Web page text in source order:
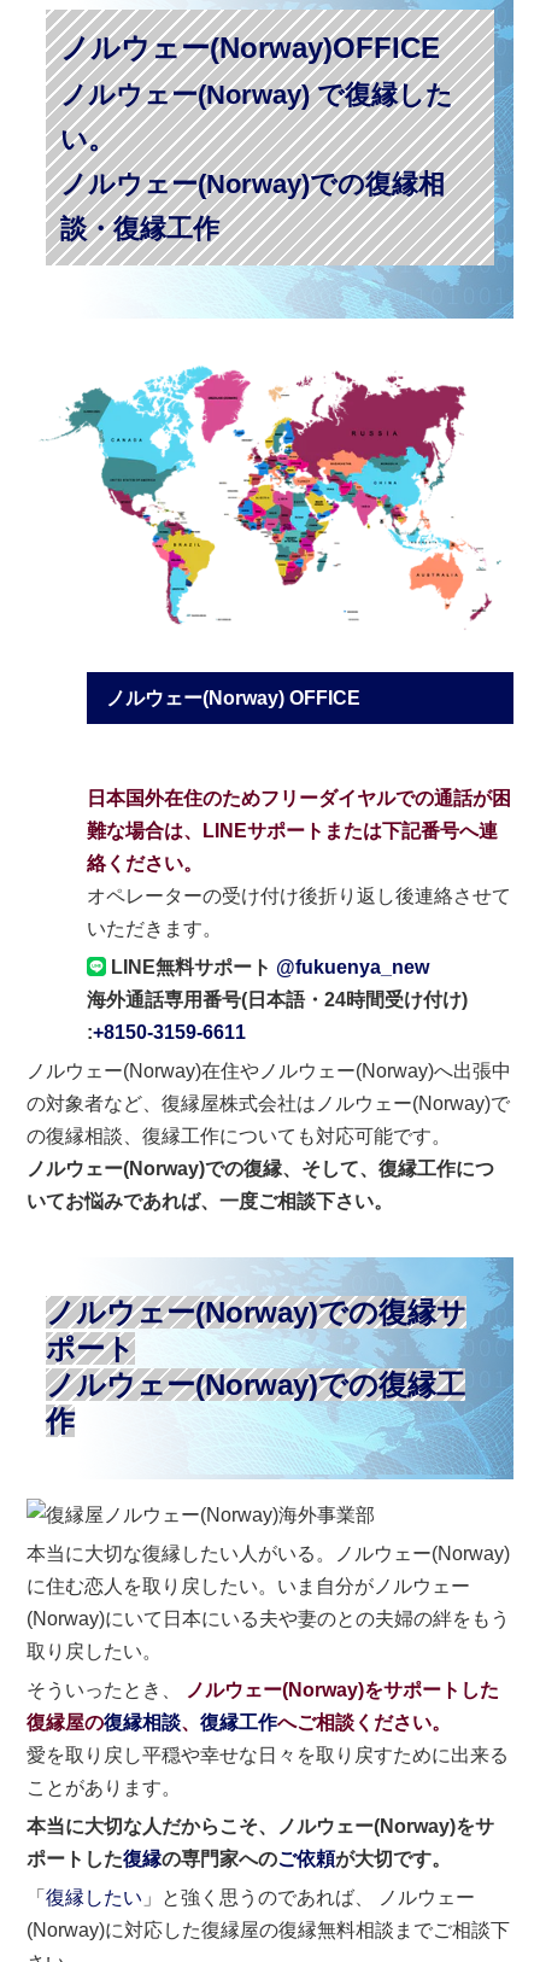
ノルウェー(Norway)OFFICE
ノルウェー(Norway) で復縁した
い。
ノルウェー(Norway)での復縁相
談・復縁工作
ノルウェー(Norway) OFFICE
日本国外在住のためフリーダイヤルでの通話が困
難な場合は、LINEサポートまたは下記番号へ連
絡ください。
オペレーターの受け付け後折り返し後連絡させて
いただきます。
LINE無料サポート @fukuenya_new
海外通話専用番号(日本語・24時間受け付け)
:+8150-3159-6611
ノルウェー(Norway)在住やノルウェー(Norway)へ出張中
の対象者など、復縁屋株式会社はノルウェー(Norway)で
の復縁相談、復縁工作についても対応可能です。
ノルウェー(Norway)での復縁、そして、復縁工作につ
いてお悩みであれば、一度ご相談下さい。
ノルウェー(Norway)での復縁サ
ポート
ノルウェー(Norway)での復縁工
作
本当に大切な復縁したい人がいる。ノルウェー(Norway)
に住む恋人を取り戻したい。いま自分がノルウェー
(Norway)にいて日本にいる夫や妻のとの夫婦の絆をもう
取り戻したい。
そういったとき、
ノルウェー(Norway)をサポートした
復縁屋の復縁相談、復縁工作へご相談ください。
愛を取り戻し平穏や幸せな日々を取り戻すために出来る
ことがあります。
本当に大切な人だからこそ、ノルウェー(Norway)をサ
ポートした復縁の専門家へのご依頼が大切です。
「復縁したい 」と強く思うのであれば、 ノルウェー
(Norway)に対応した復縁屋の復縁無料相談までご相談下